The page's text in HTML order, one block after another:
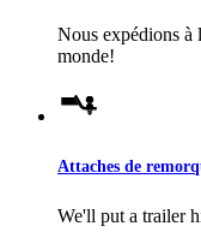
Nous expédions à
monde!
Attaches de
We'll put a trailer